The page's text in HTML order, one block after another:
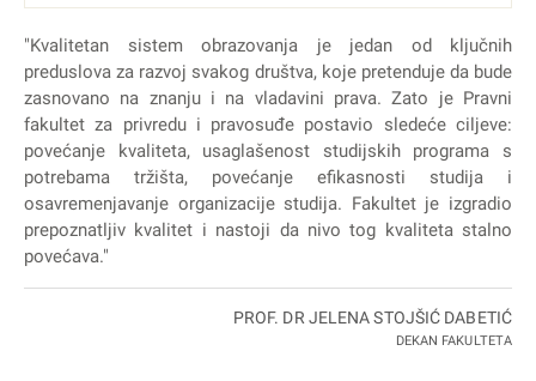
"Kvalitetan sistem obrazovanja je jedan od ključnih
preduslova za razvoj svakog društva, koje pretenduje da bude
zasnovano na znanju i na vladavini prava. Zato je Pravni
fakultet za privredu i pravosuđe postavio sledeće ciljeve:
povećanje kvaliteta, usaglašenost studijskih programa s
potrebama tržišta, povećanje efikasnosti studija i
osavremenjavanje organizacije studija. Fakultet je izgradio
prepoznatljiv kvalitet i nastoji da nivo tog kvaliteta stalno
povećava."
PROF. DR JELENA STOJŠIĆ DABETIĆ
DEKAN FAKULTETA